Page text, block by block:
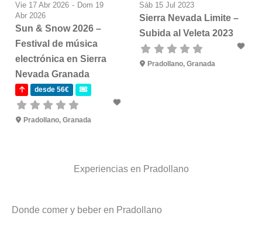
Vie 17 Abr 2026 - Dom 19
Abr 2026
Sun & Snow 2026 –
Festival de música
electrónica en Sierra
Nevada Granada
desde 56€
Pradollano, Granada
Sáb 15 Jul 2023
Sierra Nevada Limite –
Subida al Veleta 2023
Pradollano, Granada
Experiencias en Pradollano
Donde comer y beber en Pradollano